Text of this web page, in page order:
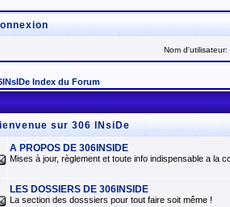
Nom d'utilisateur:
Index du Forum
sur 306 INsiDe
A PROPOS DE 306INSIDE
Mises à jour, règlement et toute info indispensable a la
LES DOSSIERS DE 306INSIDE
La section des dosssiers pour tout faire soit même !